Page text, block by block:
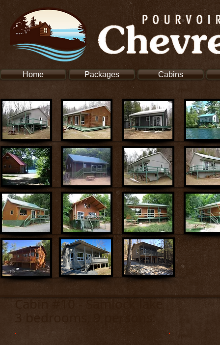
Home Packages Cabins
Cabin #10 -
3 bedrooms, 9 persons.